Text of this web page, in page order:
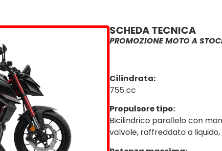
SCHEDA TECNICA
PROMOZIONE MOTO A
Cilindrata:
755 cc
Propulsore tipo:
Bicilindrico parallelo con
valvole, raffreddato a liquido,